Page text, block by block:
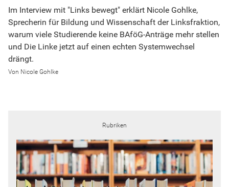
Im Interview mit "Links bewegt" erklärt Nicole Gohlke,
Sprecherin für Bildung und Wissenschaft der Linksfraktion,
warum viele Studierende keine BAföG-Anträge mehr stellen
und Die Linke jetzt auf einen echten Systemwechsel
drängt.
Nicole Gohlke
Rubriken